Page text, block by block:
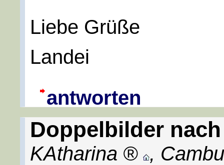
Liebe Grüße
Landei
antworten
Doppelbilder
KAtharina ,